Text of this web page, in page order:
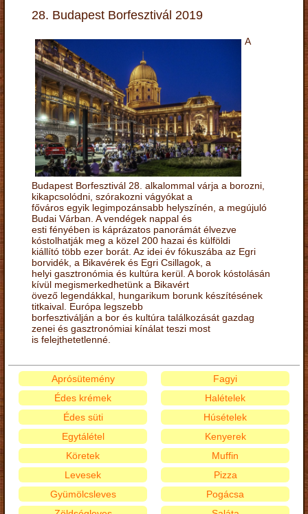
28. Budapest Borfesztivál 2019
A
Budapest Borfesztivál 28. alkalommal várja a borozni,
kikapcsolódni, szórakozni vágyókat a
főváros egyik legimpozánsabb helyszínén, a megújuló
Budai Várban. A vendégek nappal és
esti fényében is káprázatos panorámát élvezve
kóstolhatják meg a közel 200 hazai és külföldi
kiállító több ezer borát. Az idei év fókuszába az Egri
borvidék, a Bikavérek és Egri Csillagok, a
helyi gasztronómia és kultúra kerül. A borok kóstolásán
kívül megismerkedhetünk a Bikavért
övező legendákkal, hungarikum borunk készítésének
titkaival. Európa legszebb
borfesztiválján a bor és kultúra találkozását gazdag
zenei és gasztronómiai kínálat teszi most
is felejthetetlenné.
Aprósütemény
Édes krémek
Édes süti
Egytálétel
Fagyi
Halételek
Húsételek
Kenyerek
Köretek
Levesek
Gyümölcsleves
Muffin
Pizza
Pogácsa